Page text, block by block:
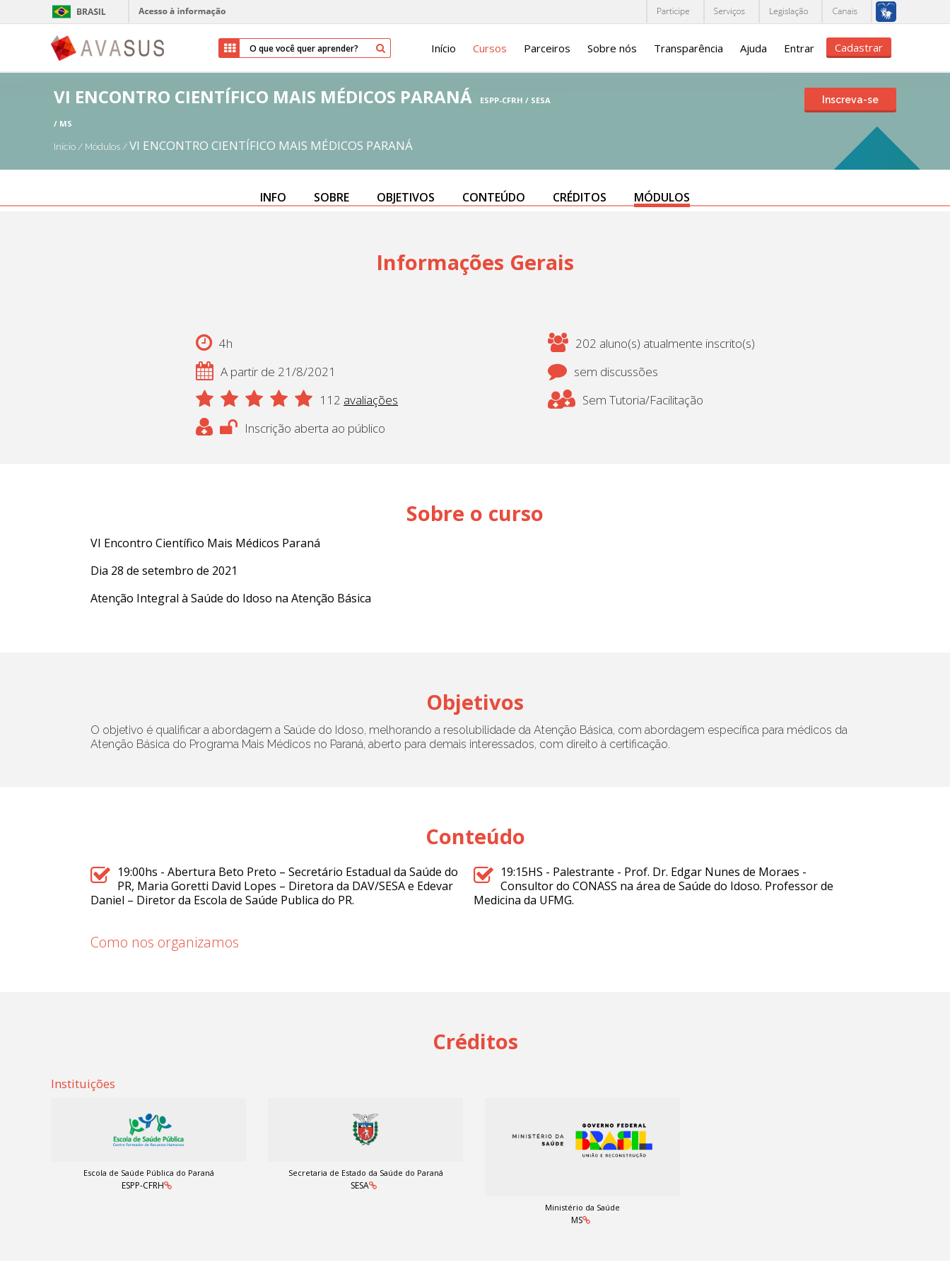
Início Cursos Parceiros Sobre nós Transparência Ajuda Entrar Cadastrar
VI ENCONTRO CIENTÍFICO MAIS MÉDICOS PARANÁ ESPP-CFRH / SESA
/ MS
Início / Módulos/ VI ENCONTRO CIENTÍFICO MAIS MÉDICOS PARANÁ
Inscreva-se
INFO SOBRE OBJETIVOS CONTEÚDO CRÉDITOS MÓDULOS
Informações Gerais
4h
202 aluno(s) atualmente inscrito(s)
A partir de 21/8/2021
sem discussões
112 avaliações
Sem Tutoria/Facilitação
Inscrição aberta ao público
Sobre o curso
VI Encontro Científico Mais Médicos Paraná
Dia 28 de setembro de 2021
Atenção Integral à Saúde do Idoso na Atenção Básica
Objetivos
O objetivo é qualificar a abordagem a Saúde do Idoso, melhorando a resolubilidade da Atenção Básica, com abordagem específica para médicos da
Atenção Básica do Programa Mais Médicos no Paraná, aberto para demais interessados, com direito à certificação.
Conteúdo
19:00hs - Abertura Beto Preto – Secretário Estadual da Saúde do
PR, Maria Goretti David Lopes – Diretora da DAV/SESA e Edevar
Daniel – Diretor da Escola de Saúde Publica do PR.
19:15HS - Palestrante - Prof. Dr. Edgar Nunes de Moraes -
Consultor do CONASS na área de Saúde do Idoso. Professor de
Medicina da UFMG.
Como nos organizamos
Créditos
Instituições
Escola de Saúde Pública do Paraná
ESPP-CFRH
Secretaria de Estado da Saúde do Paraná
SESA
Ministério da Saúde
MS